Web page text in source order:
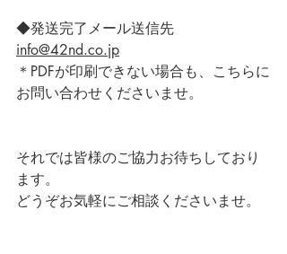
◆発送完了メール送信先
info@42nd.co.jp
＊PDFが印刷できない場合も、こちらに
お問い合わせくださいませ。
それでは皆様のご協力お待ちしており
ます。
どうぞお気軽にご相談くださいませ。